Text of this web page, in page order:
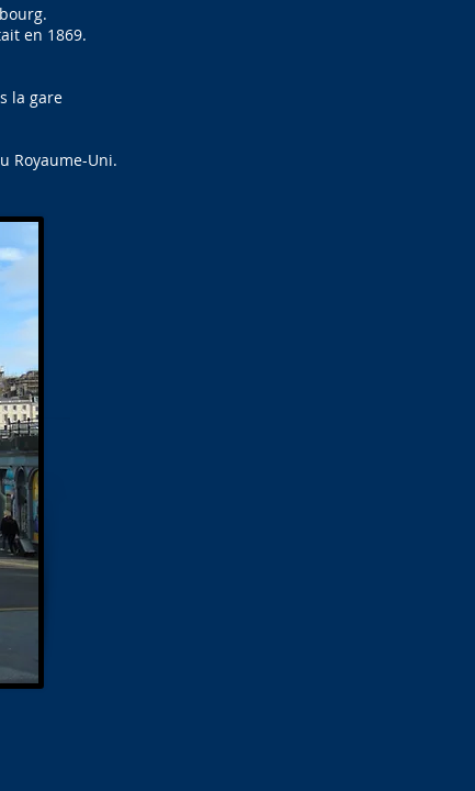
en 1869.
la gare
Royaume-Uni.